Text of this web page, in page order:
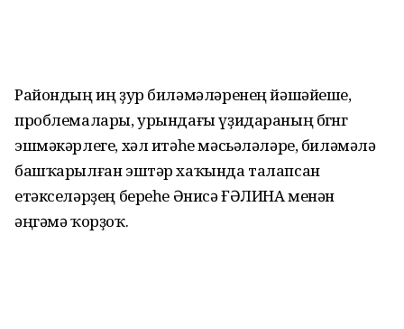
Райондың иң ҙур биләмәләренең йәшәйеше,
проблемалары, урындағы үҙидараның бөгөнгө
эшмәкәрлеге, хәл итәһе мәсьәләләре, биләмәлә
башҡарылған эштәр хаҡында талапсан
етәкселәрҙең береһе Әнисә ҒӘЛИНА менән
әңгәмә ҡорҙоҡ.